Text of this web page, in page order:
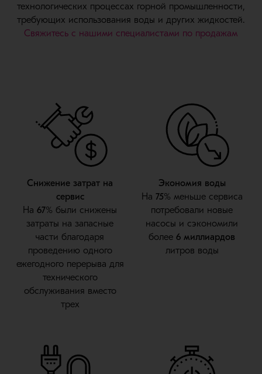
технологических процессах горной промышленности,
требующих использования воды и других жидкостей.
Свяжитесь с нашими специалистами по продажам
Снижение затрат на
сервис
На67% были снижены
затраты на запасные
части благодаря
проведению одного
ежегодного перерыва для
технического
обслуживания вместо
трех
Экономия воды
На 75% меньше сервиса
потребовали новые
насосы и сэкономили
более6 миллиардов
литров воды